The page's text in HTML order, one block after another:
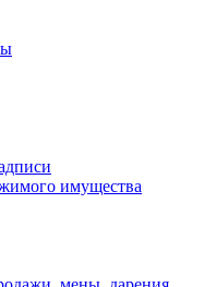
имущества